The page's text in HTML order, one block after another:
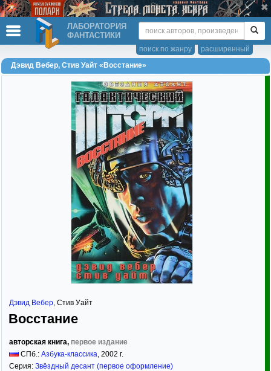
ЛАБОРАТОРИЯ
ФАНТАСТИКИ
расширенный
поиск по жанру
Дэвид Вебер, Стив Уайт «Восстание»
Дэвид Вебер, Стив Уайт
Восстание
авторская книга, первое издание
СПб.: Азбука-классика, 2002 г.
Серия: Звёздный десант (первое оформление)